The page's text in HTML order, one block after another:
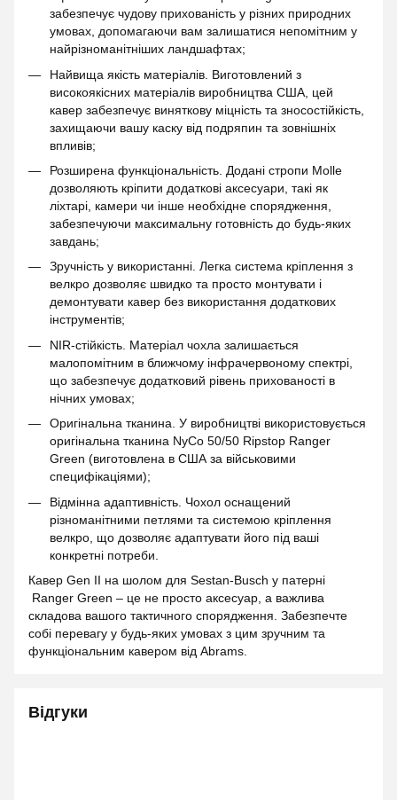
забезпечує чудову прихованість у різних природних
умовах, допомагаючи вам залишатися непомітним у
найрізноманітніших ландшафтах;
Найвища якість матеріалів. Виготовлений з
високоякісних матеріалів виробництва США, цей
кавер забезпечує виняткову міцність та зносостійкість,
захищаючи вашу каску від подряпин та зовнішніх
впливів;
Розширена функціональність. Додані стропи Molle
дозволяють кріпити додаткові аксесуари, такі як
ліхтарі, камери чи інше необхідне спорядження,
забезпечуючи максимальну готовність до будь-яких
завдань;
Зручність у використанні. Легка система кріплення з
велкро дозволяє швидко та просто монтувати і
демонтувати кавер без використання додаткових
інструментів;
NIR-стійкість. Матеріал чохла залишається
малопомітним в ближчому інфрачервоному спектрі,
що забезпечує додатковий рівень прихованості в
нічних умовах;
Оригінальна тканина. У виробництві використовується
оригінальна тканина NyCo 50/50 Ripstop Ranger
Green (виготовлена в США за військовими
специфікаціями);
Відмінна адаптивність. Чохол оснащений
різноманітними петлями та системою кріплення
велкро, що дозволяє адаптувати його під ваші
конкретні потреби.
Кавер Gen II на шолом для Sestan-Busch у патерні
Ranger Green – це не просто аксесуар, а важлива
складова вашого тактичного спорядження. Забезпечте
собі перевагу у будь-яких умовах з цим зручним та
функціональним кавером від Abrams.
Відгуки